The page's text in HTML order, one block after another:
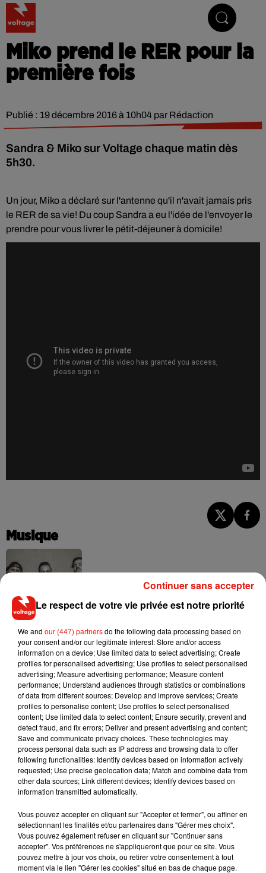
Miko prend le RER pour la
première fois
Publié : 19 décembre 2016 à 10h04 par Rédaction
Sandra & Miko sur Voltage chaque matin dès
5h30.
Un jour, Miko a déclaré sur l'antenne qu'il n'avait jamais pris
le RER de sa vie! Du coup Sandra a eu l'idée de l'envoyer le
prendre pour vous livrer le pétit-déjeuner à domicile!
Musique
album après sa tournée mondiale
7 août 2026
Angèle et Amélie Lens dévoilent leur
collaboration tant attendue
Il y a 10 ans, DJ Snake changeait de
dimension avec son premier...
3 août 2026
Fred again.. et Latin Mafia dévoilent enfin
leur mixtape créée en...
Le respect de votre vie privée est notre priorité
We and our (447) partnersdo the following data processing based on
your consent and/or our legitimate interest: Store and/or access
information on a device; Use limited data to select advertising; Create
profiles for personalised advertising; Use profiles to select personalised
advertising; Measure advertising performance; Measure content
performance; Understand audiences through statistics or combinations
of data from different sources; Develop and improve services; Create
profiles to personalise content; Use profiles to select personalised
content; Use limited data to select content; Ensure security, prevent and
detect fraud, and fix errors; Deliver and present advertising and content;
Save and communicate privacy choices. These technologies may
process personal data such as IP address and browsing data to offer
following functionalities: Identify devices based on information actively
requested; Use precise geolocation data; Match and combine data from
other data sources; Link different devices; Identify devices based on
information transmitted automatically.
Vous pouvez accepter en cliquant sur "Accepter et fermer", ou affiner en
sélectionnant les finalités et/ou partenaires dans "Gérer mes choix".
Vous pouvez également refuser en cliquant sur "Continuer sans
accepter". Vos préférences ne s'appliqueront que pour ce site. Vous
pouvez mettre à jour vos choix, ou retirer votre consentement à tout
moment via le lien "Gérer les cookies" situé en bas de chaque page.
Continuer sans accepter